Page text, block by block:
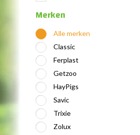
Merken
Alle merken
Classic
Ferplast
Getzoo
HayPigs
Savic
Trixie
Zolux